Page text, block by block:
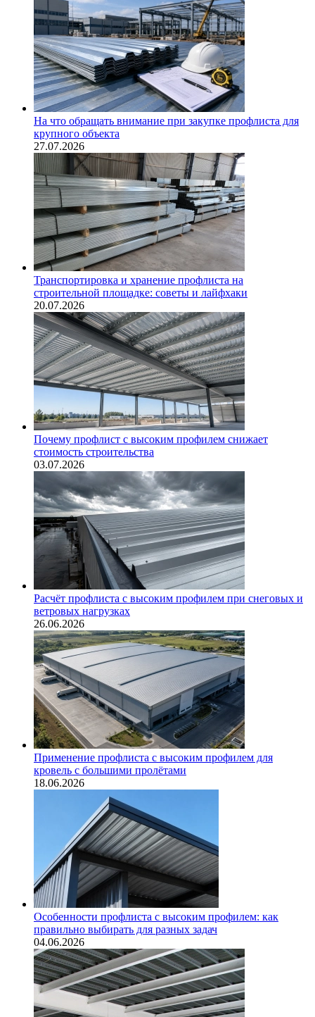
На что обращать внимание при закупке профлиста для
крупного объекта
27.07.2026
Транспортировка и хранение профлиста на
строительной площадке: советы и лайфхаки
20.07.2026
Почему профлист с высоким профилем снижает
стоимость строительства
03.07.2026
Расчёт профлиста с высоким профилем при снеговых и
ветровых нагрузках
26.06.2026
Применение профлиста с высоким профилем для
кровель с большими пролётами
18.06.2026
Особенности профлиста с высоким профилем: как
правильно выбирать для разных задач
04.06.2026